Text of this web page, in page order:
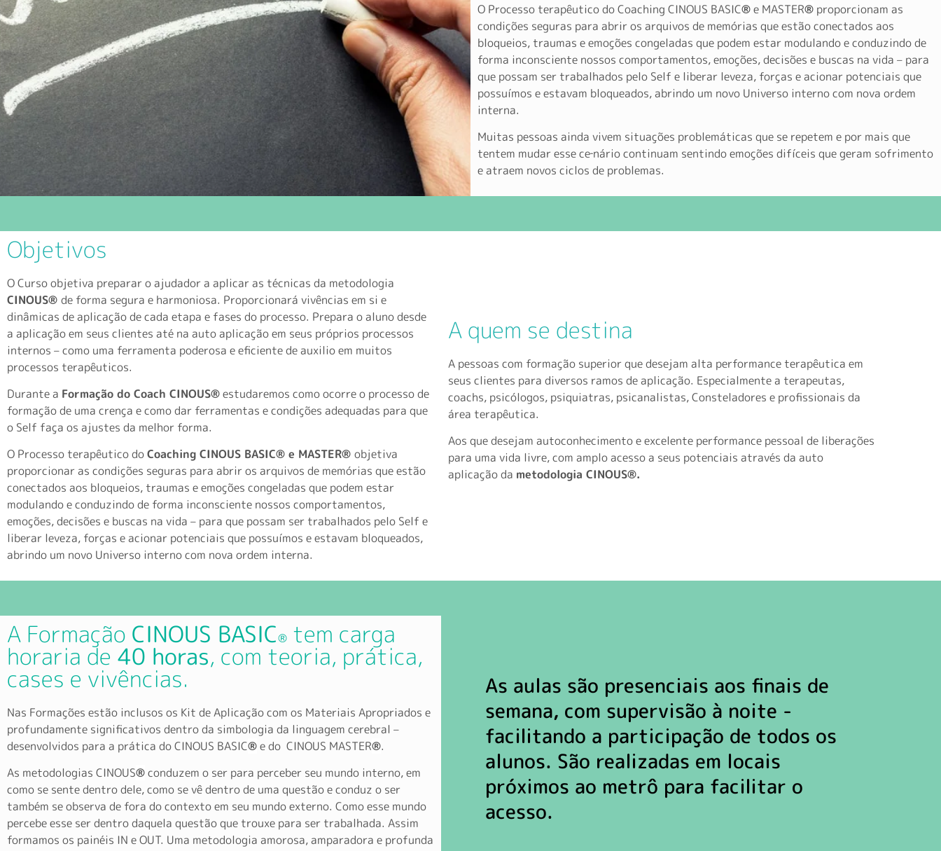
O Processo terapêutico do Coaching CINOUS BASIC®e MASTER® proporcionam as
condições seguras para abrir os arquivos de memórias que estão conectados aos
bloqueios, traumas e emoções congeladas que podem estar modulando e conduzindo de
forma inconsciente nossos comportamentos, emoções, decisões e buscas na vida – para
que possam ser trabalhados pelo Self e liberar leveza, forças e acionar potenciais que
possuímos e estavam bloqueados, abrindo um novo Universo interno com nova ordem
interna.
Muitas pessoas ainda vivem situações problemáticas que se repetem e por mais que
tentem mudar esse ce‐nário continuam sentindo emoções difíceis que geram sofrimento
e atraem novos ciclos de problemas.
Objetivos
O Curso objetiva preparar o ajudador a aplicar as técnicas da metodologia
CINOUS® de forma segura e harmoniosa. Proporcionará vivências em si e
dinâmicas de aplicação de cada etapa e fases do processo. Prepara o aluno desde
a aplicação em seus clientes até na auto aplicação em seus próprios processos
internos – como uma ferramenta poderosa e eficiente de auxilio em muitos
processos terapêuticos.
Durante a Formação do Coach CINOUS®estudaremos como ocorre o processo de
formação de uma crença e como dar ferramentas e condições adequadas para que
o Self faça os ajustes da melhor forma.
O Processo terapêutico doCoaching CINOUS BASIC® e MASTER® objetiva
proporcionar as condições seguras para abrir os arquivos de memórias que estão
conectados aos bloqueios, traumas e emoções congeladas que podem estar
modulando e conduzindo de forma inconsciente nossos comportamentos,
emoções, decisões e buscas na vida – para que possam ser trabalhados pelo Self e
liberar leveza, forças e acionar potenciais que possuímos e estavam bloqueados,
abrindo um novo Universo interno com nova ordem interna.
A quem se destina
A pessoas com formação superior que desejam alta performance terapêutica em
seus clientes para diversos ramos de aplicação. Especialmente a terapeutas,
coachs, psicólogos, psiquiatras, psicanalistas, Consteladores e profissionais da
área terapêutica.
Aos que desejam autoconhecimento e excelente performance pessoal de liberações
para uma vida livre, com amplo acesso a seus potenciais através da auto
aplicação da metodologia CINOUS®.
A Formação CINOUS BASIC® tem carga
horaria de 40 horas, com teoria, prática,
cases e vivências.
Nas Formações estão inclusos os Kit de Aplicação com os Materiais Apropriados e
profundamente significativos dentro da simbologia da linguagem cerebral –
desenvolvidos para a prática do CINOUS BASIC®e do CINOUS MASTER®.
As metodologias CINOUS®conduzem o ser para perceber seu mundo interno, em
como se sente dentro dele, como se vê dentro de uma questão e conduz o ser
também se observa de fora do contexto em seu mundo externo. Como esse mundo
percebe esse ser dentro daquela questão que trouxe para ser trabalhada. Assim
formamos os painéis IN e OUT. Uma metodologia amorosa, amparadora e profunda
As aulas são presenciais aos finais de
semana, com supervisão à noite -
facilitando a participação de todos os
alunos. São realizadas em locais
próximos ao metrô para facilitar o
acesso.